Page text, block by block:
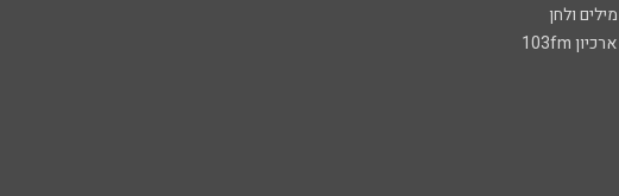
מילים ולחן
ארכיון 103fm